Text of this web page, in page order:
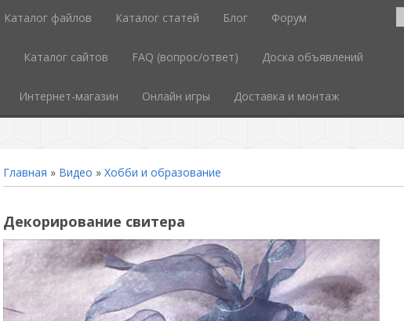
Каталог файлов Каталог статей Блог Форум
Каталог сайтов FAQ (вопрос/ответ) Доска объявлений
Интернет-магазин Онлайн игры Доставка и монтаж
Главная » Видео » Хобби и образование
Декорирование свитера